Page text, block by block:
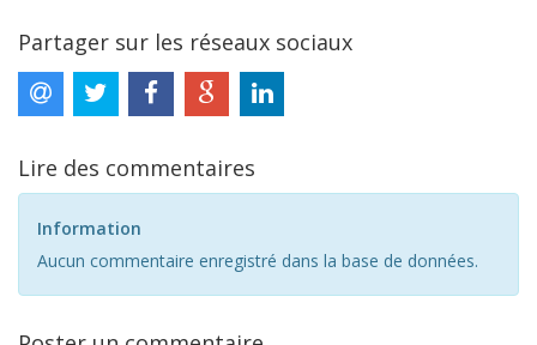
Partager sur les réseaux sociaux
Lire des commentaires
Information
Aucun commentaire enregistré dans la base de données.